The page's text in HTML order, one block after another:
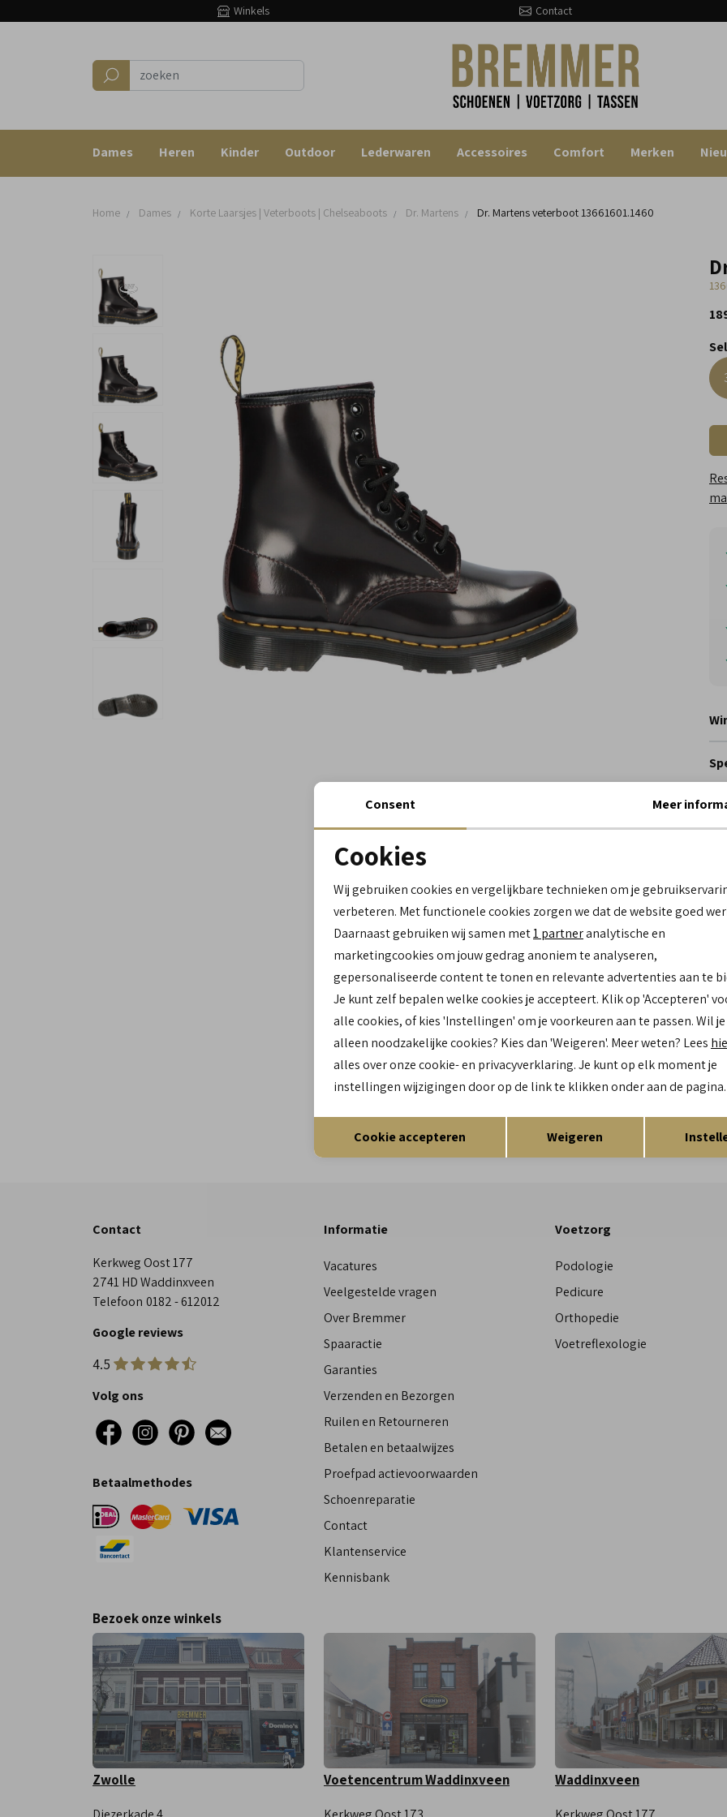
Winkels Contact
Dames Heren Kinder Outdoor Lederwaren Accessoires Comfort Merken
Home Dames Korte Laarsjes | Veterboots | Chelseaboots Dr. Martens Dr. Martens veterboot13661601.1460
Zool
Contact
Kerkweg Oost 177
2741 HD Waddinxveen
Telefoon 0182 - 612012
Google reviews
4.5
Volg ons
Betaalmethodes
Informatie
Vacatures
Veelgestelde vragen
Over Bremmer
Spaaractie
Garanties
Verzenden en Bezorgen
Ruilen en Retourneren
Betalen en betaalwijzes
Proefpad actievoorwaarden
Schoenreparatie
Contact
Klantenservice
Kennisbank
Voetzorg
Podologie
Pedicure
Orthopedie
Voetreflexologie
Bezoek onze winkels
Zwolle Voetencentrum Waddinxveen Waddinxveen
Noodzakelijke cookies
Analytische cookies Marketing cookies
Terug Opslaan
Consent Meer
Cookies
Wij gebruiken cookies en vergelijkbare technieken om je
verbeteren. Met functionele cookies zorgen we dat de website goed
Daarnaast gebruiken wij samen met1 partneranalytische en
marketingcookies om jouw gedrag anoniem te analyseren,
gepersonaliseerde content te tonen en relevante advertenties aan te
Je kunt zelf bepalen welke cookies je accepteert. Klik op 'Accepteren'
alle cookies, of kies 'Instellingen' om je voorkeuren aan te passen. Wil je
alleen noodzakelijke cookies? Kies dan 'Weigeren'. Meer weten? Lees
alles over onze cookie- en privacyverklaring. Je kunt op elk moment je
instellingen wijzigingen door op de link te klikken onder aan de pagina.
Cookie accepteren Weigeren